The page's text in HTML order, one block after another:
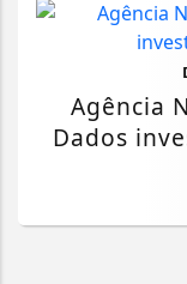
Agência
Dados